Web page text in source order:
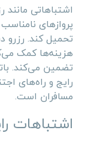
اشتباهاتی مانند
پروازهای
تحمیل کند. رزرو
هزینه‌ها کمک
تضمین می‌کند.
رایج و راه‌های
مسافران است.
اشتباهات